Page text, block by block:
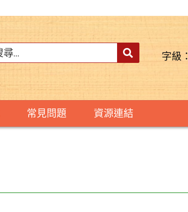
尋：
送出 字級：
常見問題 資源連結